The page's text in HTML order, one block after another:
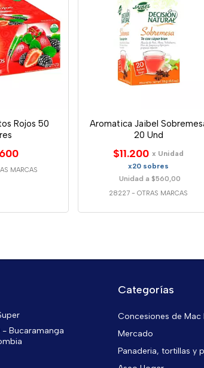
Rojos 50
MARCAS
Aromatica Jaibel
20 Und
$11.200 x Unidad
x20 sobres
Unidad a $560,00
28227 -OTRAS MARCAS
Bucaramanga
Categorías
Concesiones de Mac
Mercado
Panaderia, tortillas y